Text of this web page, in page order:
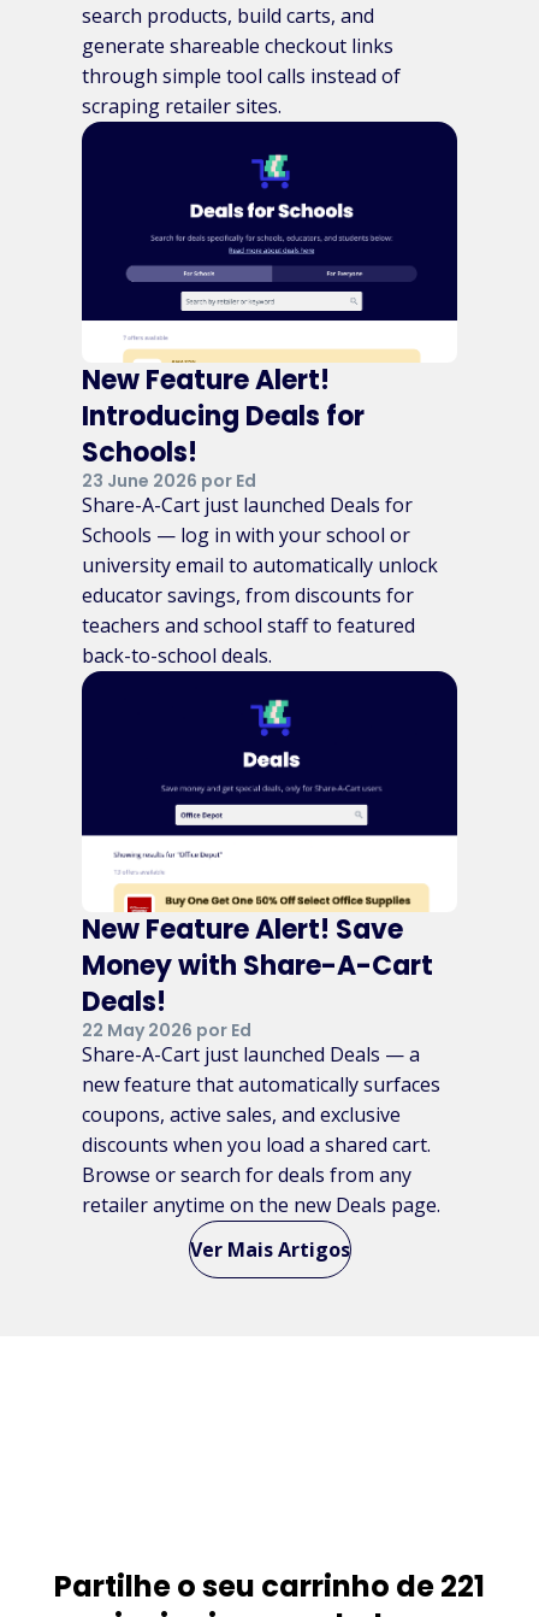
search products, build carts, and
generate shareable checkout links
through simple tool calls instead of
scraping retailer sites.
New Feature Alert!
Introducing Deals for
Schools!
23 June 2026 por Ed
Share-A-Cart just launched Deals for
Schools — log in with your school or
university email to automatically unlock
educator savings, from discounts for
teachers and school staff to featured
back-to-school deals.
New Feature Alert! Save
Money with Share-A-Cart
Deals!
22 May 2026 por Ed
Share-A-Cart just launched Deals — a
new feature that automatically surfaces
coupons, active sales, and exclusive
discounts when you load a shared cart.
Browse or search for deals from any
retailer anytime on the new Deals page.
Ver Mais Artigos
Partilhe o seu carrinho de 221